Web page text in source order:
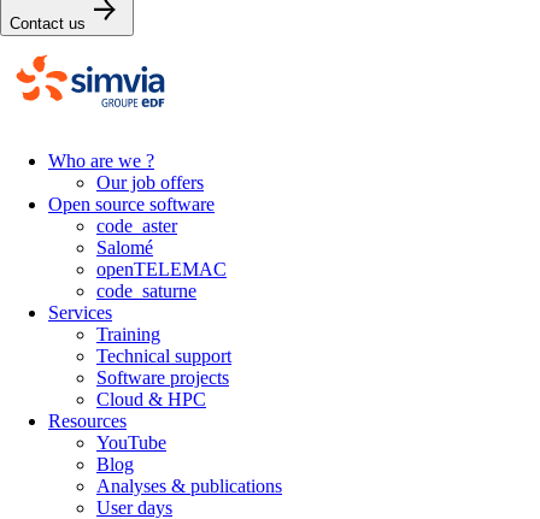
Contact us
Who are we ?
Our job offers
Open source software
code_aster
Salomé
openTELEMAC
code_saturne
Services
Training
Technical support
Software projects
Cloud & HPC
Resources
YouTube
Blog
Analyses & publications
User days